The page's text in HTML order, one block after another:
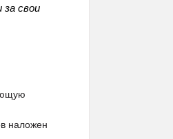
свои
наложен